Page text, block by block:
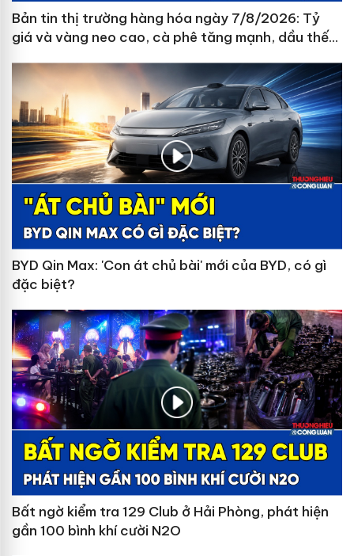
Bản tin thị trường hàng hóa ngày 7/8/2026: Tỷ
giá và vàng neo cao, cà phê tăng mạnh, dầu thế
BYD Qin Max: 'Con át chủ bài' mới của BYD, có gì
đặc biệt?
Bất ngờ kiểm tra 129 Club ở Hải Phòng, phát hiện
gần 100 bình khí cười N2O